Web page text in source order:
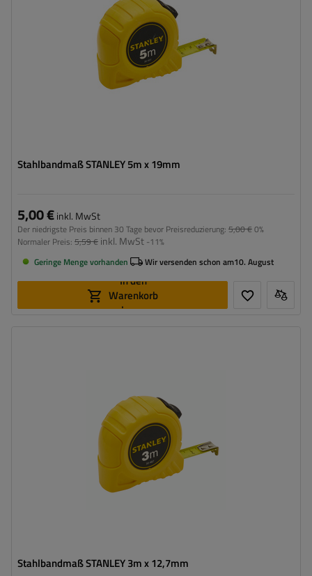
Stahlbandmaß STANLEY 5m x 19mm
5,00 €inkl. MwSt
Der niedrigste Preis binnen 30 Tage bevor Preisreduzierung: 5,00 €0%
Normaler Preis: 5,59 € inkl. MwSt -11%
Geringe Menge vorhanden
Wir versenden schon am10. August
In den
Warenkorb
legen
Stahlbandmaß STANLEY 3m x 12,7mm